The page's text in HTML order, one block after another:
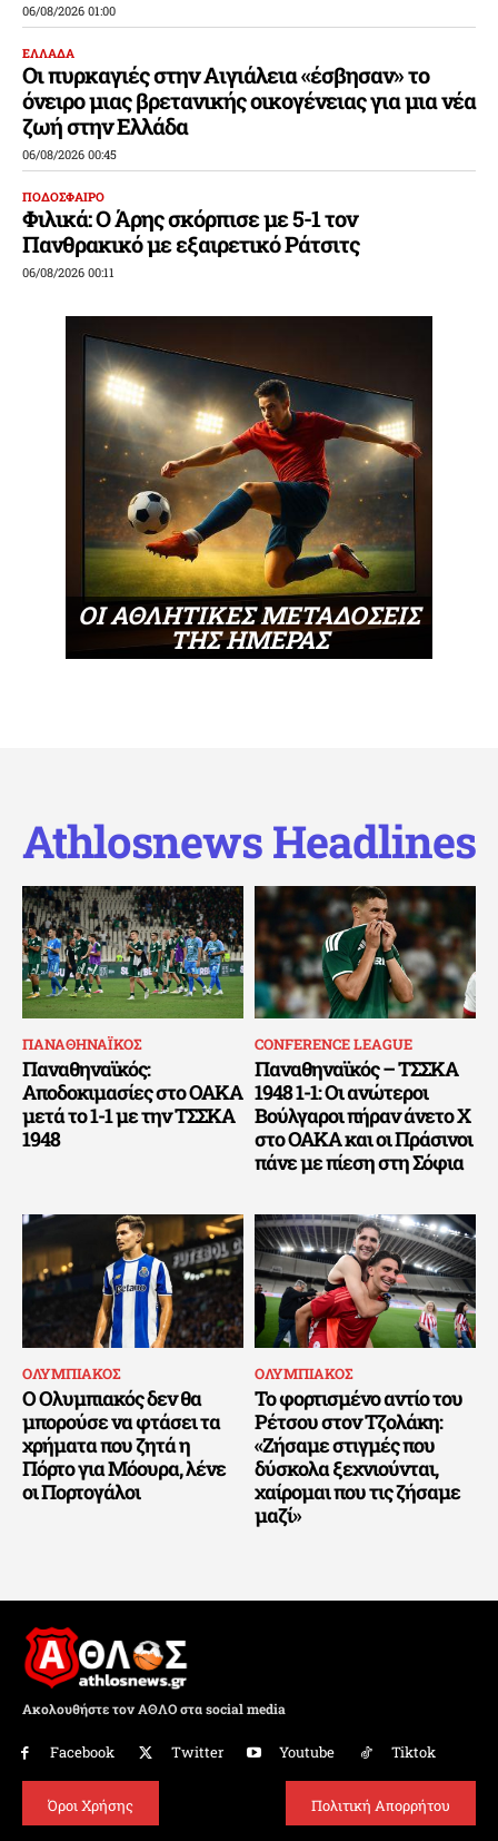
06/08/2026 01:00
ΕΛΛΑΔΑ
Οι πυρκαγιές στην Αιγιάλεια «έσβησαν» το
όνειρο μιας βρετανικής οικογένειας για μια νέα
ζωή στην Ελλάδα
06/08/2026 00:45
ΠΟΔΟΣΦΑΙΡΟ
Φιλικά: Ο Άρης σκόρπισε με 5-1 τον
Πανθρακικό με εξαιρετικό Ράτσιτς
06/08/2026 00:11
ΟΙ ΑΘΛΗΤΙΚΕΣ ΜΕΤΑΔΟΣΕΙΣ
ΤΗΣ ΗΜΕΡΑΣ
Athlosnews Headlines
ΠΑΝΑΘΗΝΑΪΚΟΣ
Παναθηναϊκός:
Αποδοκιμασίες στο ΟΑΚΑ
μετά το 1-1 με την ΤΣΣΚΑ
1948
CONFERENCE LEAGUE
Παναθηναϊκός – ΤΣΣΚΑ
1948 1-1: Οι ανώτεροι
Βούλγαροι πήραν άνετο Χ
στο ΟΑΚΑ και οι Πράσινοι
πάνε με πίεση στη Σόφια
ΟΛΥΜΠΙΑΚΟΣ
Ο Ολυμπιακός δεν θα
μπορούσε να φτάσει τα
χρήματα που ζητά η
Πόρτο για Μόουρα, λένε
οι Πορτογάλοι
ΟΛΥΜΠΙΑΚΟΣ
Το φορτισμένο αντίο του
Ρέτσου στον Τζολάκη:
«Ζήσαμε στιγμές που
δύσκολα ξεχνιούνται,
χαίρομαι που τις ζήσαμε
μαζί»
Ακολουθήστε τον ΑΘΛΟ στα social media
Facebook Twitter Youtube Tiktok
Όροι Χρήσης Πολιτική Απορρήτου